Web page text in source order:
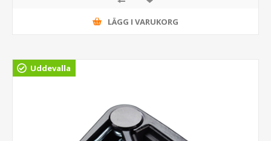
LÄGG I VARUKORG
Uddevalla